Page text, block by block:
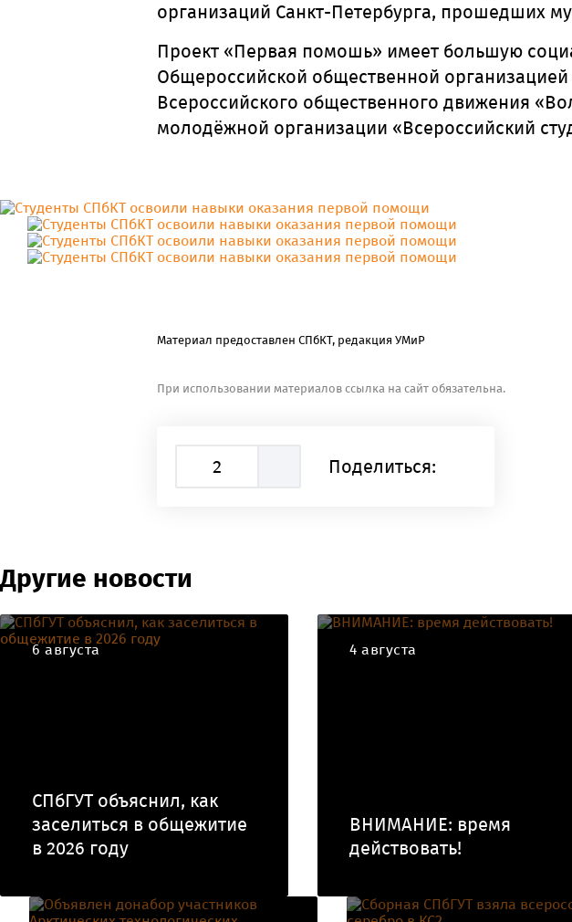
организаций Санкт-Петербурга, прошедших
Проект «Первая помошь» имеет большую
Общероссийской общественной
Всероссийского общественного движения
молодёжной организации «Всероссийский
Материал предоставлен СПбКТ, редакция УМиР
При использовании материалов ссылка на сайт обязательна.
2 Поделиться:
Другие новости
6 августа
СПбГУТ объяснил, как
заселиться в общежитие
в 2026 году
4 августа
ВНИМАНИЕ: время
действовать!